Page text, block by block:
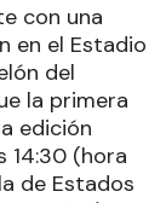
con una
en el Estadio
del
la primera
edición
14:30 (hora
de Estados